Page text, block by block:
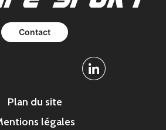
Contact
Linkedin
Plan du site
légales